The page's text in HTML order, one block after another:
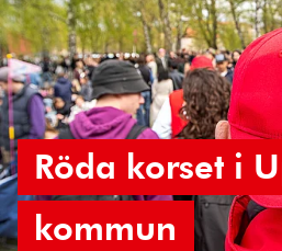
Röda korset i
kommun